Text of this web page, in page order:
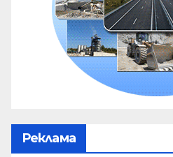
Реклама